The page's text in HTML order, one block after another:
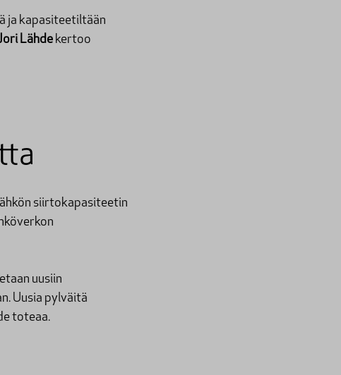
ja kapasiteetiltään
Lähde kertoo
siirtokapasiteetin
uusiin
Uusia pylväitä
toteaa.